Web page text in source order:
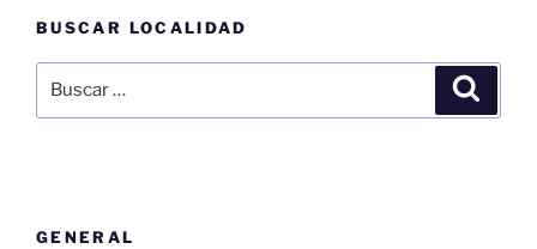
BUSCAR LOCALIDAD
por:
GENERAL